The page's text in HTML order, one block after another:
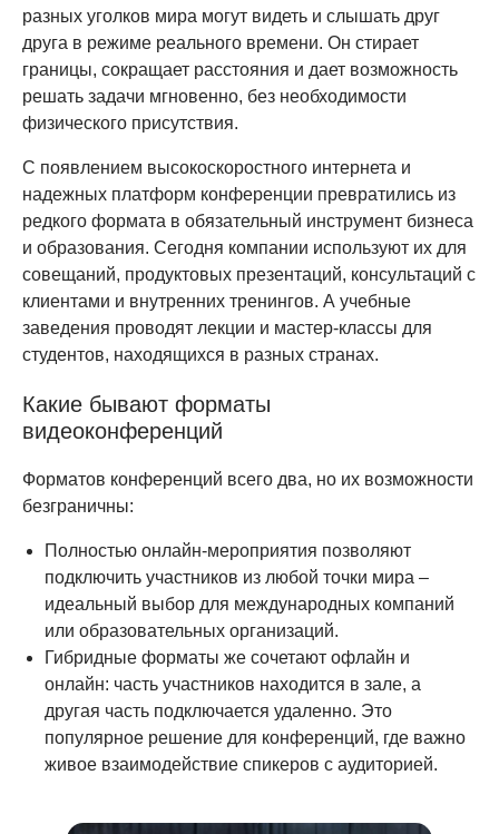
разных уголков мира могут видеть и слышать друг
друга в режиме реального времени. Он стирает
границы, сокращает расстояния и дает возможность
решать задачи мгновенно, без необходимости
физического присутствия.
С появлением высокоскоростного интернета и
надежных платформ конференции превратились из
редкого формата в обязательный инструмент бизнеса
и образования. Сегодня компании используют их для
совещаний, продуктовых презентаций, консультаций с
клиентами и внутренних тренингов. А учебные
заведения проводят лекции и мастер-классы для
студентов, находящихся в разных странах.
Какие бывают форматы
видеоконференций
Форматов конференций всего два, но их возможности
безграничны:
Полностью онлайн-мероприятия позволяют
подключить участников из любой точки мира –
идеальный выбор для международных компаний
или образовательных организаций.
Гибридные форматы же сочетают офлайн и
онлайн: часть участников находится в зале, а
другая часть подключается удаленно. Это
популярное решение для конференций, где важно
живое взаимодействие спикеров с аудиторией.